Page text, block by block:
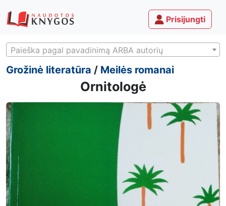
Prisijungti
Paieška pagal pavadinimą ARBA autorių
Grožinė literatūra / Meilės romanai
Ornitologė